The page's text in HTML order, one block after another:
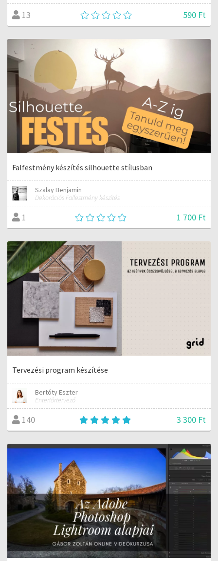
13 590 Ft
Falfestmény készítés silhouette stílusban
Szalay Benjamin
Dekorációs Falfestmény készítés
1 1 700 Ft
Tervezési program készítése
Bertóty Eszter
Enteriőrtervező
140 3 300 Ft